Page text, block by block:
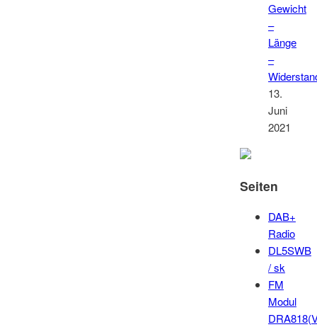
Gewicht
–
Länge
–
13.
Juni
2021
Seiten
DAB+
Radio
DL5SWB
/ sk
FM
Modul